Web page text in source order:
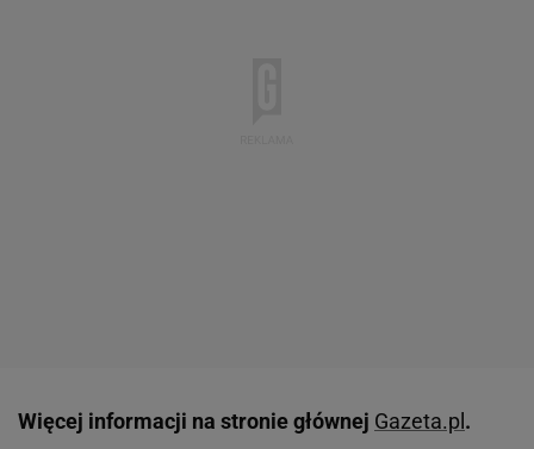
Więcej informacji na stronie głównej Gazeta.pl .